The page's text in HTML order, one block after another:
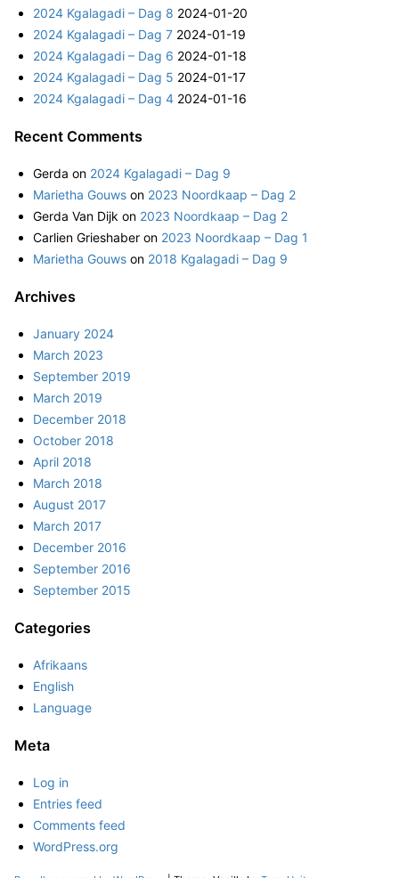
2024 Kgalagadi – Dag 8 2024-01-20
2024 Kgalagadi – Dag 7 2024-01-19
2024 Kgalagadi – Dag 6 2024-01-18
2024 Kgalagadi – Dag 5 2024-01-17
2024 Kgalagadi – Dag 4 2024-01-16
Recent Comments
Gerda on 2024 Kgalagadi – Dag 9
Marietha Gouws on 2023 Noordkaap – Dag 2
Gerda Van Dijk on 2023 Noordkaap – Dag 2
Carlien Grieshaber on 2023 Noordkaap – Dag 1
Marietha Gouws on 2018 Kgalagadi – Dag 9
Archives
January 2024
March 2023
September 2019
March 2019
December 2018
October 2018
April 2018
March 2018
August 2017
March 2017
December 2016
September 2016
September 2015
Categories
Afrikaans
English
Language
Meta
Log in
Entries feed
Comments feed
WordPress.org